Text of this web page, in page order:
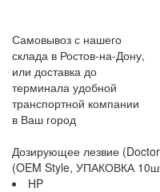
Самовывоз с нашего
склада в Ростов-на-Дону,
или доставка до
терминала удобной
транспортной компании
в Ваш город
Дозирующее лезвие
(OEM Style, УПАКОВКА
HP